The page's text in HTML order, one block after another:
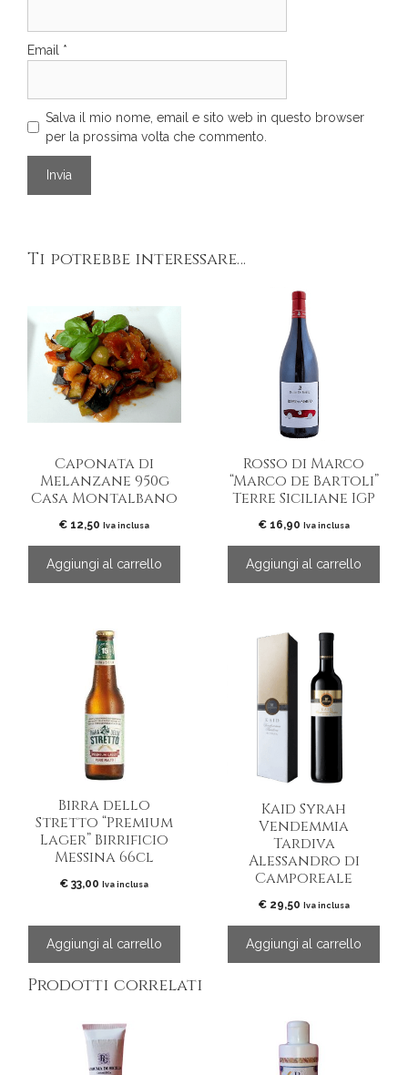
Email *
Salva il mio nome, email e sito web in questo browser
per la prossima volta che commento.
Ti potrebbe interessare…
Caponata di
Melanzane 950g
Casa Montalbano
€ 12,50 Iva inclusa
Aggiungi al carrello
Rosso di Marco
“Marco de Bartoli”
Terre Siciliane IGP
€16,90 Iva inclusa
Aggiungi al carrello
Birra dello
Stretto “Premium
Lager” Birrificio
Messina 66cl
€ 33,00 Iva inclusa
Aggiungi al carrello
Kaid Syrah
Vendemmia
Tardiva
Alessandro di
Camporeale
€29,50 Iva inclusa
Aggiungi al carrello
Prodotti correlati